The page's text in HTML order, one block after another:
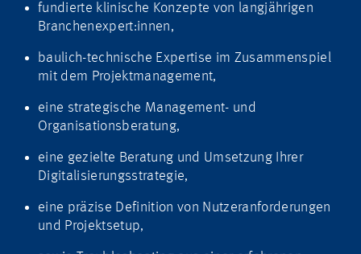
fundierte klinische Konzepte von langjährigen
Branchenexpert:innen,
baulich-technische Expertise im Zusammenspiel
mit dem Projektmanagement,
eine strategische Management- und
Organisationsberatung,
eine gezielte Beratung und Umsetzung Ihrer
Digitalisierungsstrategie,
eine präzise Definition von Nutzeranforderungen
und Projektsetup,